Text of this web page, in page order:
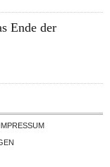
Ende der
IMPRESSUM